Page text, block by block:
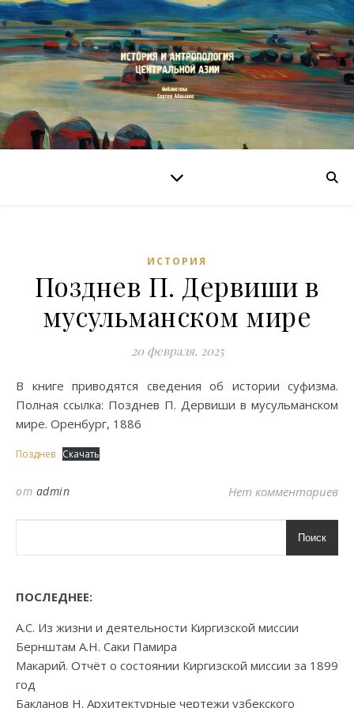
ИСТОРИЯ
Позднев П. Дервиши в
мусульманском мире
20 февраля, 2025
В книге приводятся сведения об истории суфизма.
Полная ссылка: Позднев П. Дервиши в мусульманском
мире. Оренбург, 1886
Позднев Скачать
от admin Нет комментариев
Поиск
ПОСЛЕДНЕЕ:
А.С. Из жизни и деятельности Киргизской миссии
Бернштам А.Н. Саки Памира
Макарий. Отчёт о состоянии Киргизской миссии за 1899
год
Бакланов Н. Архитектурные чертежи узбекского